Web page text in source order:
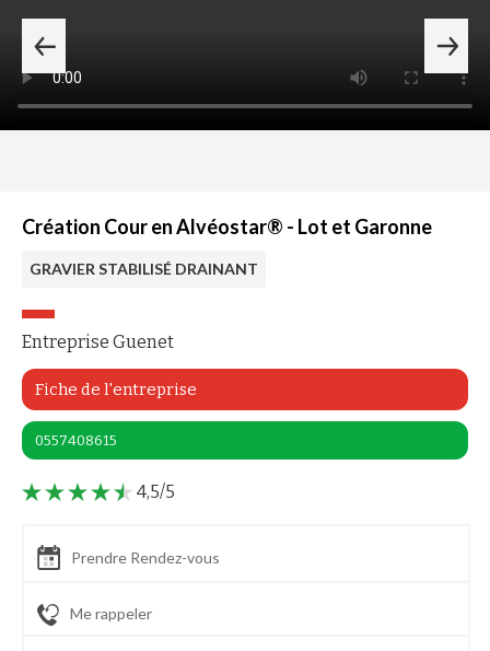
Création Cour en Alvéostar® - Lot et Garonne
GRAVIER STABILISÉ DRAINANT
Entreprise Guenet
Fiche de l'entreprise
0557408615
4,5/5
Prendre Rendez-vous
Me rappeler